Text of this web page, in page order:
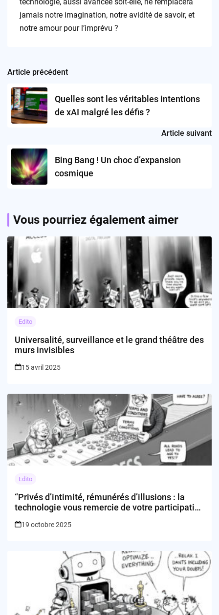
jamais notre imagination, notre avidité de savoir, et
notre amour pour l’imprévu ?
Post
navigation
Article précédent
Quelles sont les véritables intentions
de xAI malgré les défis ?
Article suivant
Bing Bang ! Un choc d’expansion
cosmique
Vous pourriez également aimer
Edito
Universalité, surveillance et le grand théâtre des
murs invisibles
15 avril 2025
Edito
“Privés d’intimité, rémunérés d’illusions : la
technologie vous remercie de votre participation
19 octobre 2025